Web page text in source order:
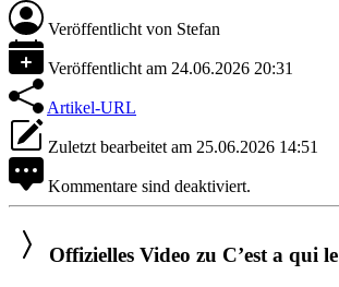
Veröffentlicht von Stefan
Veröffentlicht am 24.06.2026 20:31
Artikel-URL
Zuletzt bearbeitet am 25.06.2026 14:51
Kommentare sind deaktiviert.
Offizielles Video zu C’est a qui